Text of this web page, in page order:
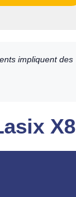
impliquent des
X8